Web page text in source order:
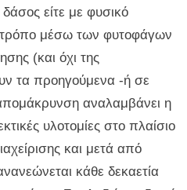
είτε με φυσικό
μέσω των φυτοφάγων
(και όχι της
τα προηγούμενα -ή σε
αναλαμβάνει η
υλοτομίες στο πλαίσιο
και μετά από
κάθε δεκαετία